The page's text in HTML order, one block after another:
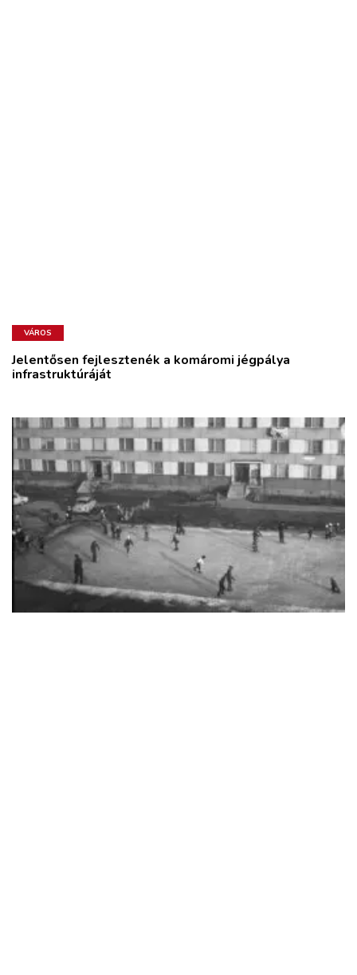
VÁROS
Jelentősen fejlesztenék a komáromi jégpálya
infrastruktúráját